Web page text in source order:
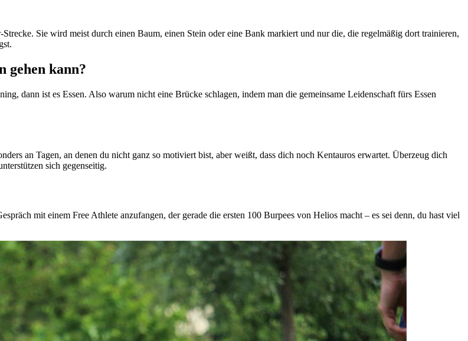
Sie wird meist durch einen Baum, einen Stein oder eine Bank markiert und nur die, die regelmäßig dort trainieren,
gehen kann?
dann ist es Essen. Also warum nicht eine Brücke schlagen, indem man die gemeinsame Leidenschaft fürs Essen
an Tagen, an denen du nicht ganz so motiviert bist, aber weißt, dass dich noch Kentauros erwartet. Überzeug dich
sich gegenseitig.
mit einem Free Athlete anzufangen, der gerade die ersten 100 Burpees von Helios macht – es sei denn, du hast viel